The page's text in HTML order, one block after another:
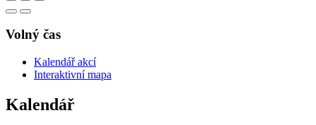
Volný čas
Kalendář akcí
Interaktivní mapa
Kalendář